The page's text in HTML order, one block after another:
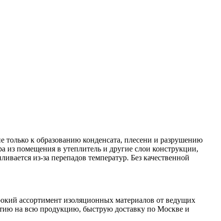
к образованию конденсата, плесени и разрушению
помещения в утеплитель и другие слои конструкции,
из-за перепадов температур. Без качественной
ассортимент изоляционных материалов от ведущих
на всю продукцию, быструю доставку по Москве и